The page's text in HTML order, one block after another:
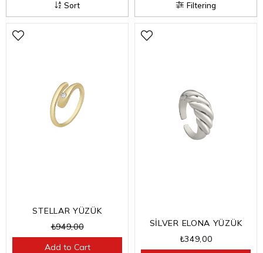
Filtering
Sort
STELLAR YÜZÜK
₺949,00
Add to Cart
SİLVER ELONA YÜZÜK
₺349,00